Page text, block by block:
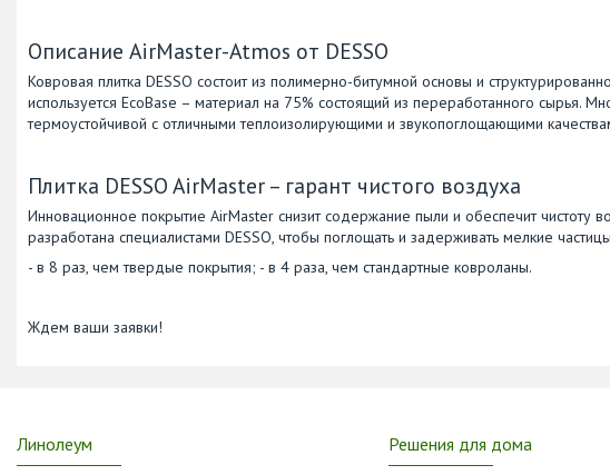
Описание AirMaster-Atmos от DESSO
Ковровая плитка DESSO состоит из полимерно-битумной основы и
используется EcoBase – материал на 75% состоящий из переработанного сырья.
термоустойчивой с отличными теплоизолирующими и звукопоглощающими
Плитка DESSO AirMaster – гарант чистого воздуха
Инновационное покрытие AirMaster снизит содержание пыли и обеспечит чистоту
разработана специалистами DESSO, чтобы поглощать и задерживать мелкие
- в 8 раз, чем твердые покрытия; - в 4 раза, чем стандартные ковроланы.
Ждем ваши заявки!
Линолеум Решения для дома